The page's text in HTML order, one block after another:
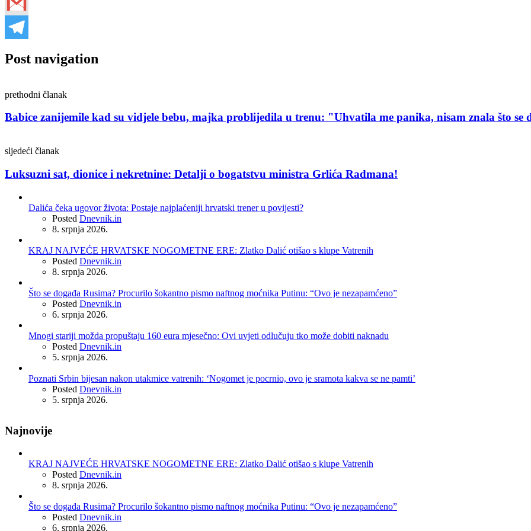
Post navigation
prethodni članak
Babice zanijemile kad su vidjele bebu, majka problijedila u trenu: "Uhvatila me panika, nisam znala što se
sljedeći članak
Luksuzni sat, dionice i nekretnine: Detalji o bogatstvu ministra Grlića Radmana!
Dalića čeka ugovor života: Postaje najplaćeniji hrvatski trener u povijesti?
Posted Dnevnik.in
8. srpnja 2026.
KRAJ NAJVEĆE HRVATSKE NOGOMETNE ERE: Zlatko Dalić otišao s klupe Vatrenih
Posted Dnevnik.in
8. srpnja 2026.
Što se događa Rusima? Procurilo šokantno pismo naftnog moćnika Putinu: “Ovo je nezapamćeno”
Posted Dnevnik.in
6. srpnja 2026.
Mnogi stariji možda propuštaju 160 eura mjesečno: Ovi uvjeti odlučuju tko može dobiti naknadu
Posted Dnevnik.in
5. srpnja 2026.
Poznati Srbin bijesan nakon utakmice vatrenih: ‘Nogomet je pocrnio, ovo je sramota kakva se ne pamti’
Posted Dnevnik.in
5. srpnja 2026.
Najnovije
KRAJ NAJVEĆE HRVATSKE NOGOMETNE ERE: Zlatko Dalić otišao s klupe Vatrenih
Posted Dnevnik.in
8. srpnja 2026.
Što se događa Rusima? Procurilo šokantno pismo naftnog moćnika Putinu: “Ovo je nezapamćeno”
Posted Dnevnik.in
6. srpnja 2026.